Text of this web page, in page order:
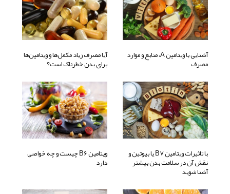
آشنایی با ویتامین A، منابع و موارد
مصرف
آیا مصرف زیاد مکمل‌ها و ویتامین‌ها
برای بدن خطرناک است؟
با تاثیرات ویتامین B7 یا بیوتین و
نقش آن در سلامت بدن بیشتر
آشنا شوید
ویتامین B6 چیست و چه خواصی
دارد